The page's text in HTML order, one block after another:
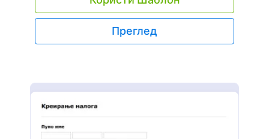
потребно ажурирање њиховог радног
времена. Да почнеш да прикупљаш пријаве,
прилагоди образац тако да одговара твом
онлајн. Запослени могу да попуне образац на
на вашем Jotform налогу. Нека овај Образац за
пословању додавањем свог логотипа,
Преглед